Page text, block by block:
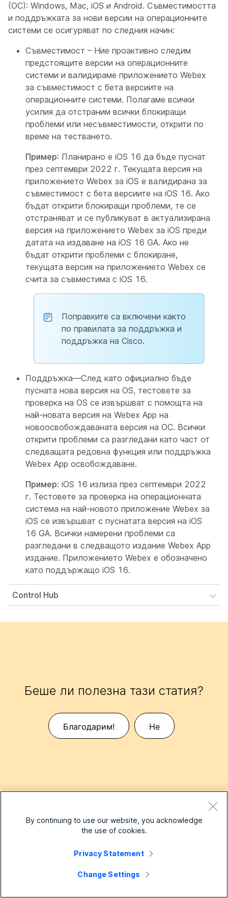
(ОС): Windows, Mac, iOS и Android. Съвместимостта
и поддръжката за нови версии на операционните
системи се осигуряват по следния начин:
Съвместимост – Ние проактивно следим
предстоящите версии на операционните
системи и валидираме приложението Webex
за съвместимост с бета версиите на
операционните системи. Полагаме всички
усилия да отстраним всички блокиращи
проблеми или несъвместимости, открити по
време на тестването.
Пример: Планирано е iOS 16 да бъде пуснат
през септември 2022 г. Текущата версия на
приложението Webex за iOS е валидирана за
съвместимост с бета версиите на iOS 16. Ако
бъдат открити блокиращи проблеми, те се
отстраняват и се публикуват в актуализирана
версия на приложението Webex за iOS преди
датата на издаване на iOS 16 GA. Ако не
бъдат открити проблеми с блокиране,
текущата версия на приложението Webex се
счита за съвместима с iOS 16.
Поправките са включени както
по правилата за поддръжка и
поддръжка на Cisco.
Поддръжка—След като официално бъде
пусната нова версия на OS, тестовете за
проверка на OS се извършват с помощта на
най-новата версия на Webex App на
новоосвобождаваната версия на ОС. Всички
открити проблеми са разгледани като част от
следващата редовна функция или поддръжка
Webex App освобождаване.
Пример: iOS 16 излиза през септември 2022
г. Тестовете за проверка на операционната
система на най-новото приложение Webex за
iOS се извършват с пуснатата версия на iOS
16 GA. Всички намерени проблеми са
разгледани в следващото издание Webex App
издание. Приложението Webex е обозначено
като поддържащо iOS 16.
Control Hub
Беше ли полезна тази статия?
Благодарим! Не
Поддържани устройства за Webex Calling
By continuing to use our website, you acknowledge
the use of cookies.
Privacy Statement
Change Settings